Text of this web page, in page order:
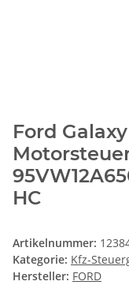
Ford Galaxy
HC
Artikelnummer:
Kategorie: Kfz-
Hersteller: FORD